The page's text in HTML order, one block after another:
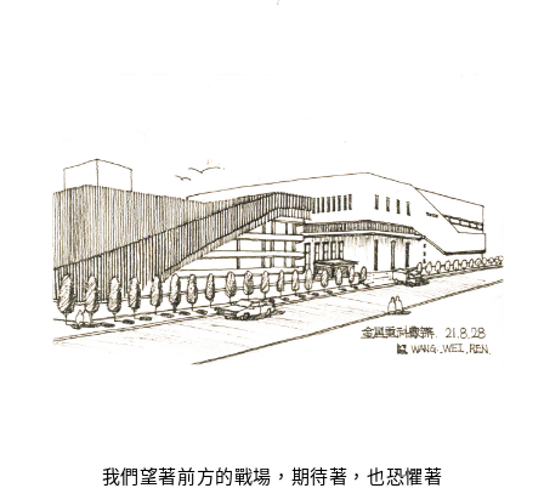
我們望著前方的戰場，期待著，也恐懼著